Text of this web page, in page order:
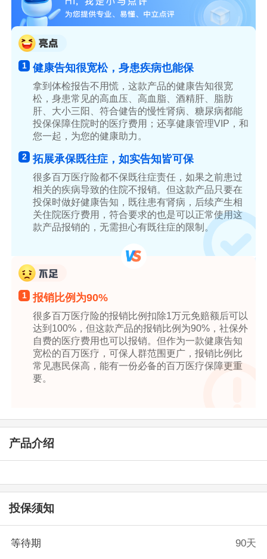
1 健康告知很宽松，身患疾病也能保
拿到体检报告不用慌，这款产品的健康告知很宽
松，身患常见的高血压、高血脂、酒精肝、脂肪
肝、大小三阳、符合健告的慢性肾病、糖尿病都能
投保保障住院时的医疗费用；还享健康管理VIP，和
您一起，为您的健康助力。
2 拓展承保既往症，如实告知皆可保
很多百万医疗险都不保既往症责任，如果之前患过
相关的疾病导致的住院不报销。但这款产品只要在
投保时做好健康告知，既往患有肾病，后续产生相
关住院医疗费用，符合要求的也是可以正常使用这
款产品报销的，无需担心有既往症的限制。
1 报销比例为90%
很多百万医疗险的报销比例扣除1万元免赔额后可以
达到100%，但这款产品的报销比例为90%，社保外
自费的医疗费用也可以报销。但作为一款健康告知
宽松的百万医疗，可保人群范围更广，报销比例比
常见惠民保高，能有一份必备的百万医疗保障更重
要。
产品介绍
投保须知
等待期 90天